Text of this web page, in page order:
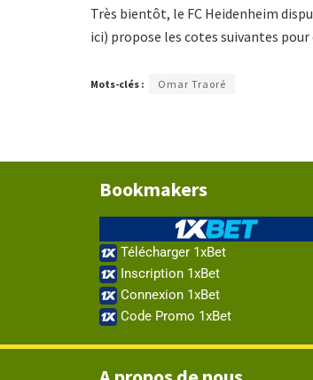
Très bientôt, le FC Heidenheim
ici) propose les cotes suivantes pour
Mots-clés : Omar Traoré
Bookmakers
Télécharger 1xBet
Inscription 1xBet
Connexion 1xBet
Code Promo 1xBet